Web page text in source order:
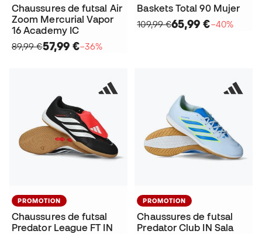
Chaussures de futsal Air
Zoom Mercurial Vapor
16 Academy IC
89,99 €57,99 €−36%
Baskets Total 90 Mujer
109,99 €65,99 €−40%
PROMOTION
Chaussures de futsal
Predator League FT IN
PROMOTION
Chaussures de futsal
Predator Club IN Sala